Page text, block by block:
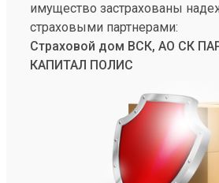
имущество застрахованы
страховыми партнерами:
Страховой дом ВСК, АО СК
КАПИТАЛ ПОЛИС